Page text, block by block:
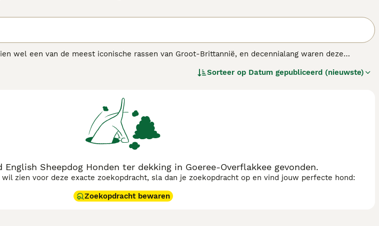
wel een van de meest iconische rassen van Groot-Brittannië, en decennialang waren deze
Sorteer op Datum gepubliceerd (nieuwste)
English Sheepdog Honden ter dekking in Goeree-Overflakkee gevonden.
zien voor deze exacte zoekopdracht, sla dan je zoekopdracht op en vind jouw perfecte hond:
Zoekopdracht bewaren